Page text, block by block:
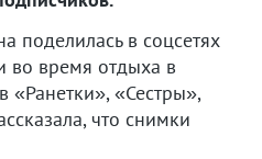
поделилась в соцсетях
во время отдыха в
«Ранетки», «Сестры»,
что снимки